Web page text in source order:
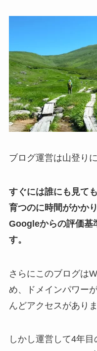
ブログ運営は山登り
すぐには誰にも見て
育つのに時間がかか
Googleからの評価基
す。
さらにこのブログは
め、ドメインパワー
んどアクセスがあり
しかし運営して4年